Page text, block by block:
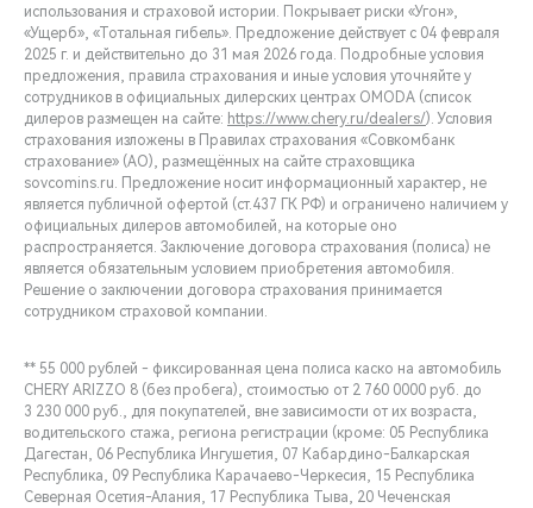
использования и страховой истории. Покрывает риски «Угон»,
«Ущерб», «Тотальная гибель». Предложение действует с 04 февраля
2025 г. и действительно до 31 мая 2026 года. Подробные условия
предложения, правила страхования и иные условия уточняйте у
сотрудников в официальных дилерских центрах OMODA (список
дилеров размещен на сайте: https://www.chery.ru/dealers/). Условия
страхования изложены в Правилах страхования «Совкомбанк
страхование» (АО), размещённых на сайте страховщика
sovcomins.ru. Предложение носит информационный характер, не
является публичной офертой (ст.437 ГК РФ) и ограничено наличием у
официальных дилеров автомобилей, на которые оно
распространяется. Заключение договора страхования (полиса) не
является обязательным условием приобретения автомобиля.
Решение о заключении договора страхования принимается
сотрудником страховой компании.
** 55 000 рублей - фиксированная цена полиса каско на автомобиль
CHERY ARIZZO 8 (без пробега), стоимостью от 2 760 0000 руб. до
3 230 000 руб., для покупателей, вне зависимости от их возраста,
водительского стажа, региона регистрации (кроме: 05 Республика
Дагестан, 06 Республика Ингушетия, 07 Кабардино-Балкарская
Республика, 09 Республика Карачаево-Черкесия, 15 Республика
Северная Осетия-Алания, 17 Республика Тыва, 20 Чеченская